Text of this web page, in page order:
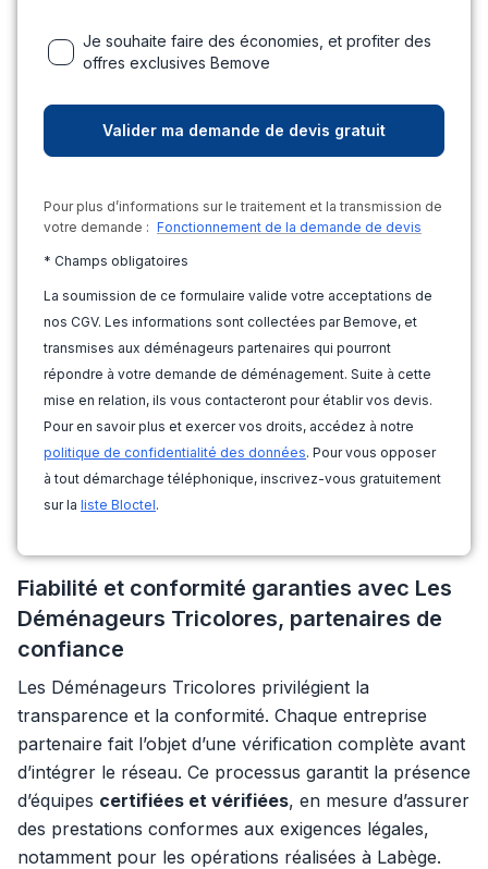
Je souhaite faire des économies, et profiter des
offres exclusives Bemove
Pour plus d’informations sur le traitement et la transmission de
votre demande : Fonctionnement de la demande de devis
* Champs obligatoires
La soumission de ce formulaire valide votre acceptations de
nos CGV. Les informations sont collectées par Bemove, et
transmises aux déménageurs partenaires qui pourront
répondre à votre demande de déménagement. Suite à cette
mise en relation, ils vous contacteront pour établir vos devis.
Pour en savoir plus et exercer vos droits, accédez à notre
politique de confidentialité des données. Pour vous opposer
à tout démarchage téléphonique, inscrivez-vous gratuitement
sur la liste Bloctel.
Fiabilité et conformité garanties avec Les
Déménageurs Tricolores, partenaires de
confiance
Les Déménageurs Tricolores privilégient la
transparence et la conformité. Chaque entreprise
partenaire fait l’objet d’une vérification complète avant
d’intégrer le réseau. Ce processus garantit la présence
d’équipes certifiées et vérifiées, en mesure d’assurer
des prestations conformes aux exigences légales,
notamment pour les opérations réalisées à Labège.